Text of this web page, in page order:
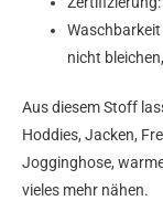
Waschbarkeit
nicht
Aus diesem Stoff
Hoddies, Jacken,
Jogginghose,
vieles mehr nähen.